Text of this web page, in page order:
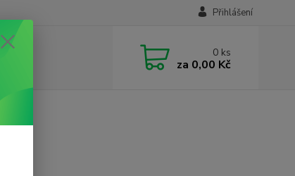
Přihlášení
0 ks
za 0,00 Kč